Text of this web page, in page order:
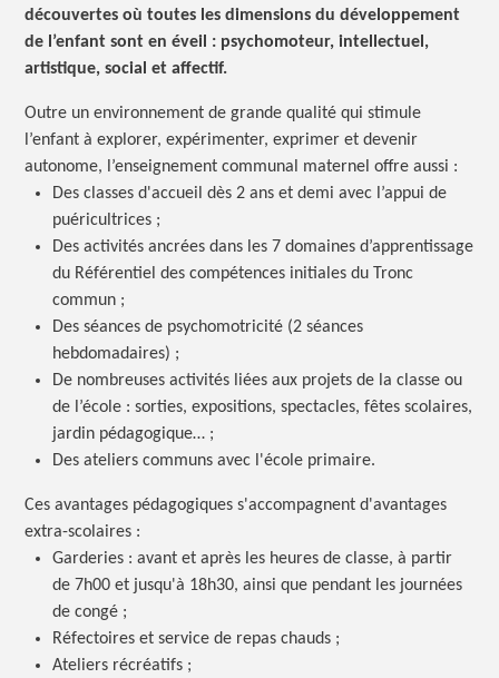
découvertes où toutes les dimensions du développement
de l’enfant sont en éveil : psychomoteur, intellectuel,
artistique, social et affectif.
Outre un environnement de grande qualité qui stimule
l’enfant à explorer, expérimenter, exprimer et devenir
autonome, l’enseignement communal maternel offre aussi :
Des classes d'accueil dès 2 ans et demi avec l’appui de
puéricultrices ;
Des activités ancrées dans les 7 domaines d’apprentissage
du Référentiel des compétences initiales du Tronc
commun ;
Des séances de psychomotricité (2 séances
hebdomadaires) ;
De nombreuses activités liées aux projets de la classe ou
de l’école : sorties, expositions, spectacles, fêtes scolaires,
jardin pédagogique… ;
Des ateliers communs avec l'école primaire.
Ces avantages pédagogiques s'accompagnent d'avantages
extra-scolaires :
Garderies : avant et après les heures de classe, à partir
de 7h00 et jusqu'à 18h30, ainsi que pendant les journées
de congé ;
Réfectoires et service de repas chauds ;
Ateliers récréatifs ;